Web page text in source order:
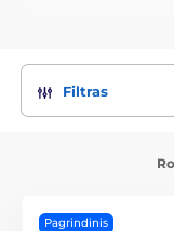
Filtras
Pagrindinis